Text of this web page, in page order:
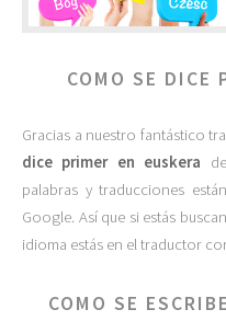
COMO SE DICE
Gracias a nuestro fantástico
dice primer en euskera
palabras y traducciones
Google. Así que si estás
idioma estás en el traductor
COMO SE